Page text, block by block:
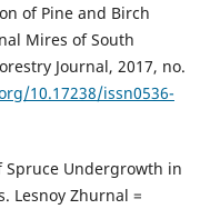
of Pine and Birch
Mires of South
Journal, 2017, no.
10.17238/issn0536-
Spruce Undergrowth in
Lesnoy Zhurnal =